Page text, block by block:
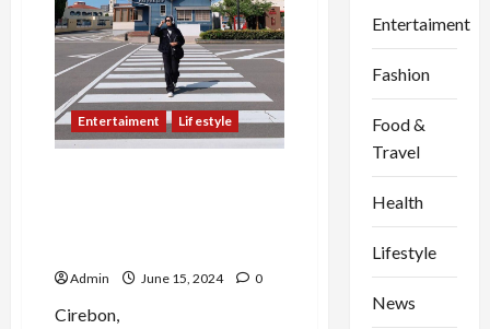
Entertaiment Lifestyle
Admin June 15, 2024 0
Cirebon,
Entertaiment
Fashion
Food &
Travel
Health
Lifestyle
News